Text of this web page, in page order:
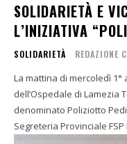
SOLIDARIETÀ E
L’INIZIATIVA
SOLIDARIETÀ REDAZIONE
La mattina di mercoledì
dell’Ospedale di Lamezia
denominato Poliziotto
Segreteria Provinciale